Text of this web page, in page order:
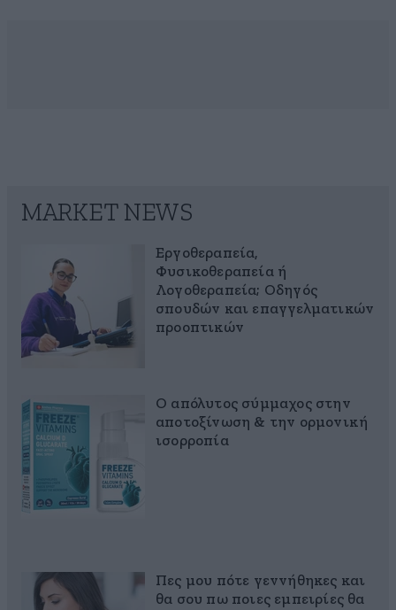
MARKET NEWS
Εργοθεραπεία,
Φυσικοθεραπεία ή
Λογοθεραπεία; Οδηγός
σπουδών και επαγγελματικών
προοπτικών
Ο απόλυτος σύμμαχος στην
αποτοξίνωση & την ορμονική
ισορροπία
Πες μου πότε γεννήθηκες και
θα σου πω ποιες εμπειρίες θα